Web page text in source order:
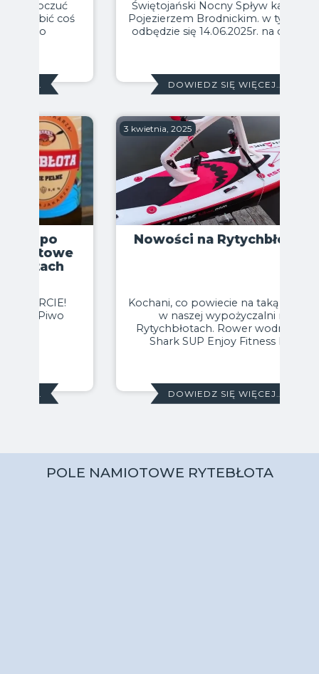
Świętojański Nocny Spływ kajakowy
Pojezierzem Brodnickim. w tym roku
odbędzie się 14.06.2025r. na odcinku
DOWIEDZ SIĘ WIĘCEJ…
3 kwietnia, 2025
Nowości na Rytychbłotach
Kochani, co powiecie na taką nowość
w naszej wypożyczalni na
Rytychbłotach. Rower wodny Red
Shark SUP Enjoy Fitness Bike
DOWIEDZ SIĘ WIĘCEJ…
POLE NAMIOTOWE RYTEBŁOTA